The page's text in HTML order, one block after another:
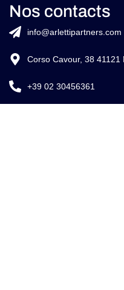
Nos contacts
info@arlettipartners.com
Corso Cavour, 38
+39 02 30456361